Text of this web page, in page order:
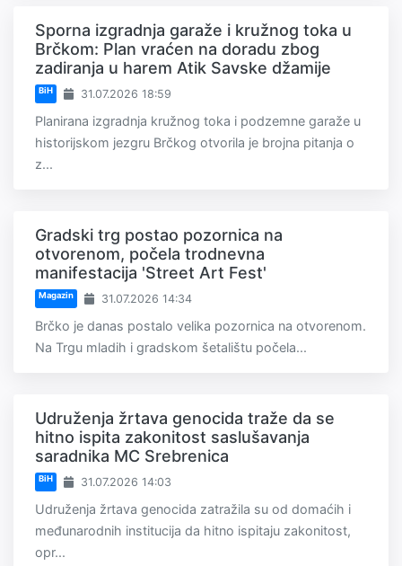
Sporna izgradnja garaže i kružnog toka u
Brčkom: Plan vraćen na doradu zbog
zadiranja u harem Atik Savske džamije
BiH 31.07.2026 18:59
Planirana izgradnja kružnog toka i podzemne garaže u
historijskom jezgru Brčkog otvorila je brojna pitanja o
z...
Gradski trg postao pozornica na
otvorenom, počela trodnevna
manifestacija 'Street Art Fest'
Magazin 31.07.2026 14:34
Brčko je danas postalo velika pozornica na otvorenom.
Na Trgu mladih i gradskom šetalištu počela...
Udruženja žrtava genocida traže da se
hitno ispita zakonitost saslušavanja
saradnika MC Srebrenica
BiH 31.07.2026 14:03
Udruženja žrtava genocida zatražila su od domaćih i
međunarodnih institucija da hitno ispitaju zakonitost,
opr...